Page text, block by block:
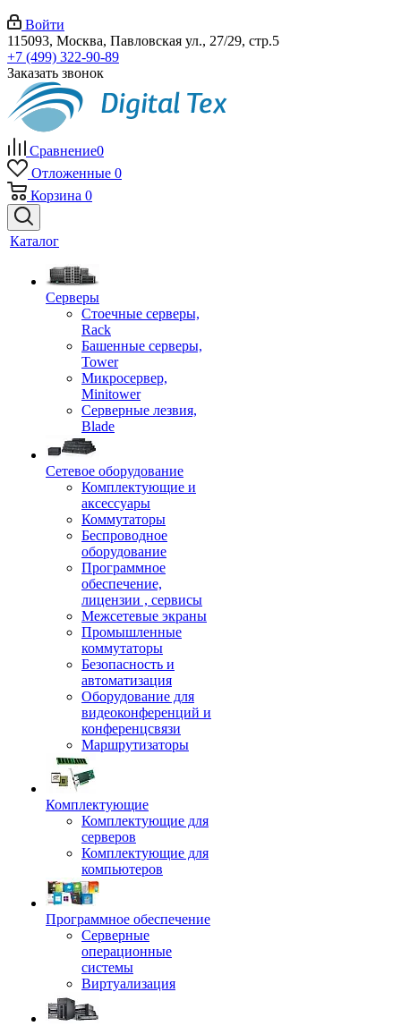
Войти
115093, Москва, Павловская ул., 27/29, стр.5
+7 (499) 322-90-89
Заказать звонок
Сравнение0
Отложенные 0
Корзина 0
Каталог
Серверы
Стоечные серверы,
Rack
Башенные серверы,
Tower
Микросервер,
Minitower
Серверные лезвия,
Blade
Сетевое оборудование
Комплектующие и
аксессуары
Коммутаторы
Беспроводное
оборудование
Программное
обеспечение,
лицензии , сервисы
Межсетевые экраны
Промышленные
коммутаторы
Безопасность и
автоматизация
Оборудование для
видеоконференций и
конференцсвязи
Маршрутизаторы
Комплектующие
Комплектующие для
серверов
Комплектующие для
компьютеров
Программное обеспечение
Серверные
операционные
системы
Виртуализация